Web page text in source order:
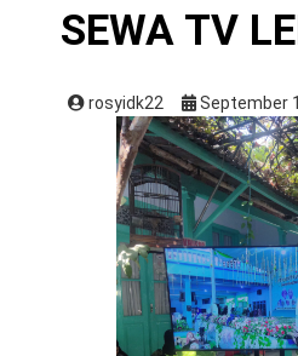
SEWA TV
rosyidk22 September